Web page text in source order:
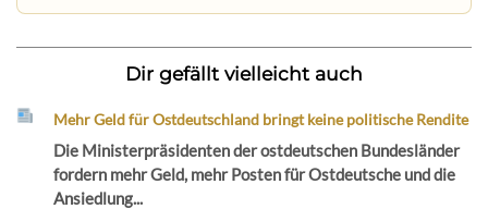
Dir gefällt vielleicht auch
Mehr Geld für Ostdeutschland bringt keine politische Rendite
Die Ministerpräsidenten der ostdeutschen Bundesländer
fordern mehr Geld, mehr Posten für Ostdeutsche und die
Ansiedlung...